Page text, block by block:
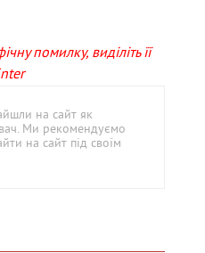
помилку, виділіть її
на сайт як
Ми рекомендуємо
на сайт під своїм